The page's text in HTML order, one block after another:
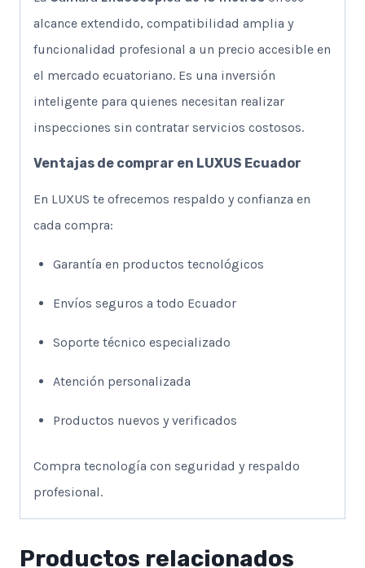
alcance extendido, compatibilidad amplia y
funcionalidad profesional a un precio accesible en
el mercado ecuatoriano. Es una inversión
inteligente para quienes necesitan realizar
inspecciones sin contratar servicios costosos.
Ventajas de comprar en LUXUS Ecuador
En LUXUS te ofrecemos respaldo y confianza en
cada compra:
Garantía en productos tecnológicos
Envíos seguros a todo Ecuador
Soporte técnico especializado
Atención personalizada
Productos nuevos y verificados
Compra tecnología con seguridad y respaldo
profesional.
Productos relacionados